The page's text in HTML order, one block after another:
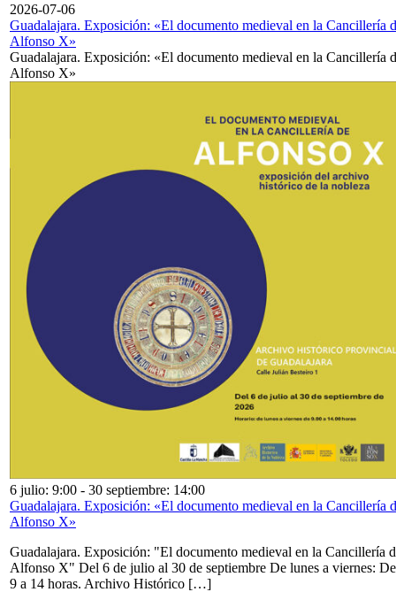
2026-07-06
Guadalajara. Exposición: «El documento medieval en la Cancillería
Alfonso X»
Guadalajara. Exposición: «El documento medieval en la Cancillería
Alfonso X»
6 julio: 9:00 - 30 septiembre: 14:00
Guadalajara. Exposición: «El documento medieval en la Cancillería
Alfonso X»
Guadalajara. Exposición: "El documento medieval en la Cancillería
Alfonso X" Del 6 de julio al 30 de septiembre De lunes a viernes: De
9 a 14 horas. Archivo Histórico […]